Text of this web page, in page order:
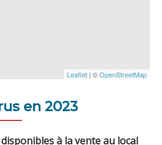
Leaflet | ©OpenStreetMap
en 2023
disponibles à la vente au local